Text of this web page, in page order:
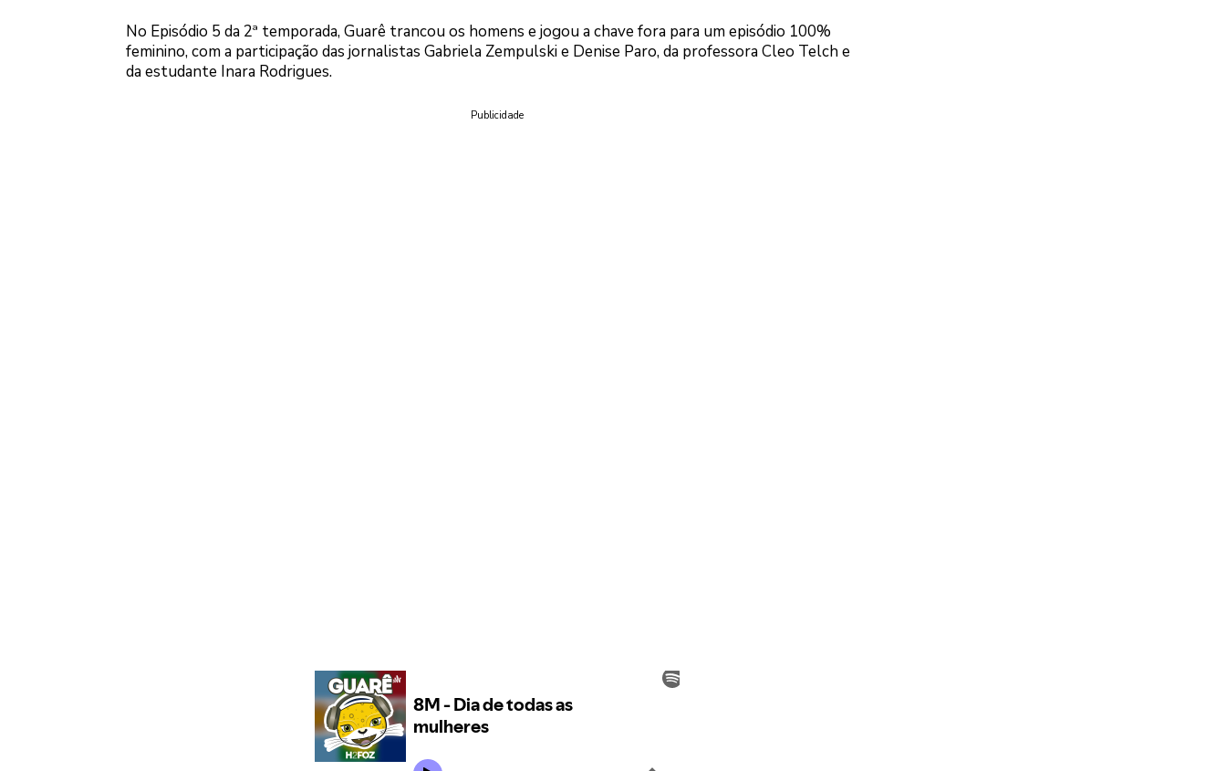
No Episódio 5 da 2ª temporada, Guarê trancou os homens e jogou a chave fora para um episódio 100%
feminino, com a participação das jornalistas Gabriela Zempulski e Denise Paro, da professora Cleo Telch e
da estudante Inara Rodrigues.
Publicidade